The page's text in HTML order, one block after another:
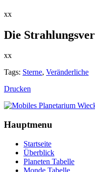
xx
Die
xx
Tags: Sterne, Veränderliche
Drucken
Hauptmenu
Startseite
Überblick
Planeten Tabelle
Monde Tabelle